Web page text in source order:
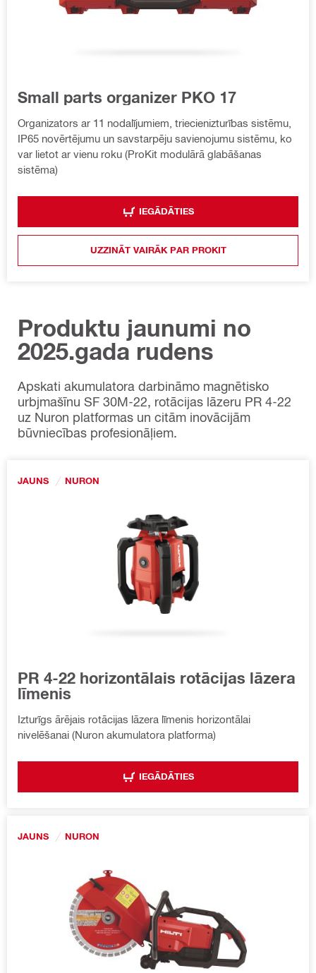
Small parts organizer PKO 17
Organizators ar 11 nodalījumiem, triecienizturības sistēmu,
IP65 novērtējumu un savstarpēju savienojumu sistēmu, ko
var lietot ar vienu roku (ProKit modulārā glabāšanas
sistēma)
IEGĀDĀTIES
UZZINĀT VAIRĀK PAR PROKIT
Produktu jaunumi no
2025.gada rudens
Apskati akumulatora darbināmo magnētisko
urbjmašīnu SF 30M-22, rotācijas lāzeru PR 4-22
uz Nuron platformas un citām inovācijām
būvniecības profesionāļiem.
JAUNS NURON
PR 4-22 horizontālais rotācijas lāzera
līmenis
Izturīgs ārējais rotācijas lāzera līmenis horizontālai
nivelēšanai (Nuron akumulatora platforma)
IEGĀDĀTIES
JAUNS NURON